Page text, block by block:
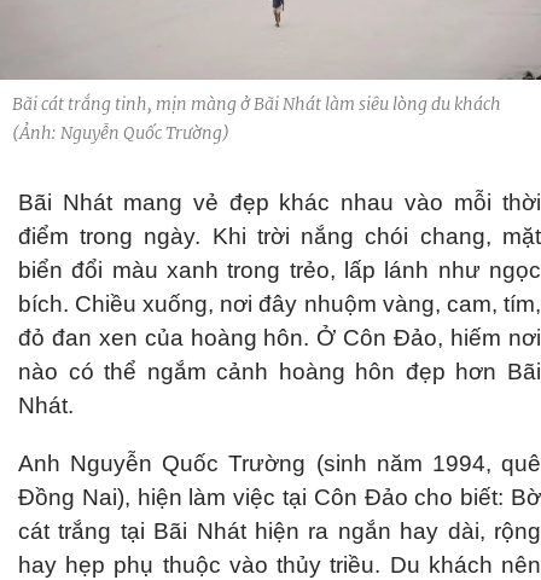
Bãi cát trắng tinh, mịn màng ở Bãi Nhát làm siêu lòng du khách
(Ảnh: Nguyễn Quốc Trường)
Bãi Nhát mang vẻ đẹp khác nhau vào mỗi thời
điểm trong ngày. Khi trời nắng chói chang, mặt
biển đổi màu xanh trong trẻo, lấp lánh như ngọc
bích. Chiều xuống, nơi đây nhuộm vàng, cam, tím,
đỏ đan xen của hoàng hôn. Ở Côn Đảo, hiếm nơi
nào có thể ngắm cảnh hoàng hôn đẹp hơn Bãi
Nhát.
Anh Nguyễn Quốc Trường (sinh năm 1994, quê
Đồng Nai), hiện làm việc tại Côn Đảo cho biết: Bờ
cát trắng tại Bãi Nhát hiện ra ngắn hay dài, rộng
hay hẹp phụ thuộc vào thủy triều. Du khách nên